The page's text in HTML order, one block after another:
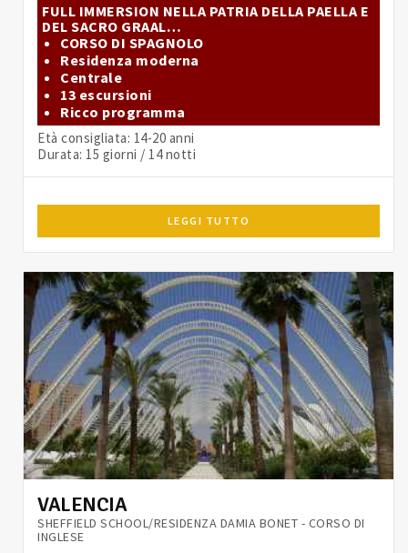
FULL IMMERSION NELLA PATRIA DELLA PAELLA E
DEL SACRO GRAAL…
CORSO DI SPAGNOLO
Residenza moderna
Centrale
13 escursioni
Ricco programma
Età consigliata: 14-20 anni
Durata: 15 giorni / 14 notti
LEGGI TUTTO
VALENCIA
SHEFFIELD SCHOOL/RESIDENZA DAMIA BONET - CORSO DI
INGLESE